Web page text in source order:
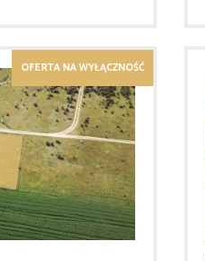
OFERTA NA WYŁĄCZNOŚĆ